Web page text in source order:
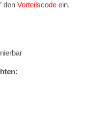
den Vorteilscode ein.